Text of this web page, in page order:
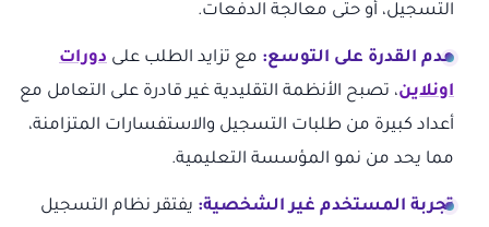
التسجيل، أو حتى معالجة الدفعات.
عدم القدرة على التوسع: مع تزايد الطلب على دورات
اونلاين، تصبح الأنظمة التقليدية غير قادرة على التعامل مع
أعداد كبيرة من طلبات التسجيل والاستفسارات المتزامنة،
مما يحد من نمو المؤسسة التعليمية.
تجربة المستخدم غير الشخصية: يفتقر نظام التسجيل